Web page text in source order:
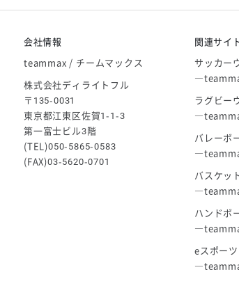
ゴールデンウィーク休業のお知らせ
会社情報
teammax / チームマックス
株式会社ディライトフル
〒135-0031
東京都江東区佐賀1-1-3
第一富士ビル3階
(TEL)050-5865-0583
(FAX)03-5620-0701
関連サイ
サッカー
ラグビー
バレーボ
バスケッ
ハンドボ
eスポー